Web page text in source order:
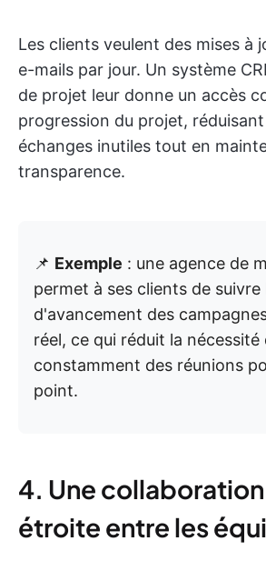
Les clients veulent des mises à
e-mails par jour. Un système
de projet leur donne un accès
progression du projet,
échanges inutiles tout en
transparence.
📌 Exemple : une agence de
permet à ses clients de suivre
d'avancement des
réel, ce qui réduit la
constamment des réunions
point.
4. Une
étroite entre les